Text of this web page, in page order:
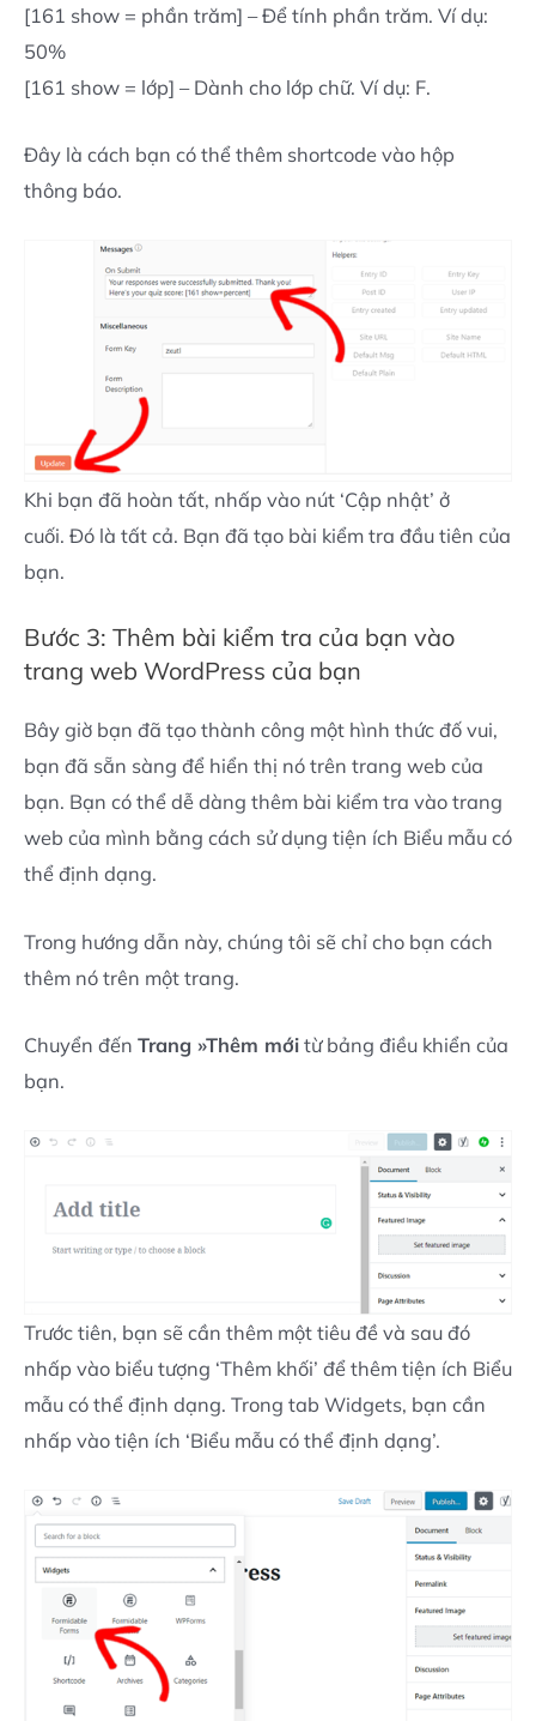
[161 show = phần trăm] – Để tính phần trăm. Ví dụ:
50%
[161 show = lớp] – Dành cho lớp chữ. Ví dụ: F.
Đây là cách bạn có thể thêm shortcode vào hộp
thông báo.
Khi bạn đã hoàn tất, nhấp vào nút ‘Cập nhật’ ở
cuối. Đó là tất cả. Bạn đã tạo bài kiểm tra đầu tiên của
bạn.
Bước 3: Thêm bài kiểm tra của bạn vào
trang web WordPress của bạn
Bây giờ bạn đã tạo thành công một hình thức đố vui,
bạn đã sẵn sàng để hiển thị nó trên trang web của
bạn. Bạn có thể dễ dàng thêm bài kiểm tra vào trang
web của mình bằng cách sử dụng tiện ích Biểu mẫu có
thể định dạng.
Trong hướng dẫn này, chúng tôi sẽ chỉ cho bạn cách
thêm nó trên một trang.
Chuyển đến Trang »Thêm mới từ bảng điều khiển của
bạn.
Trước tiên, bạn sẽ cần thêm một tiêu đề và sau đó
nhấp vào biểu tượng ‘Thêm khối’ để thêm tiện ích Biểu
mẫu có thể định dạng. Trong tab Widgets, bạn cần
nhấp vào tiện ích ‘Biểu mẫu có thể định dạng’.